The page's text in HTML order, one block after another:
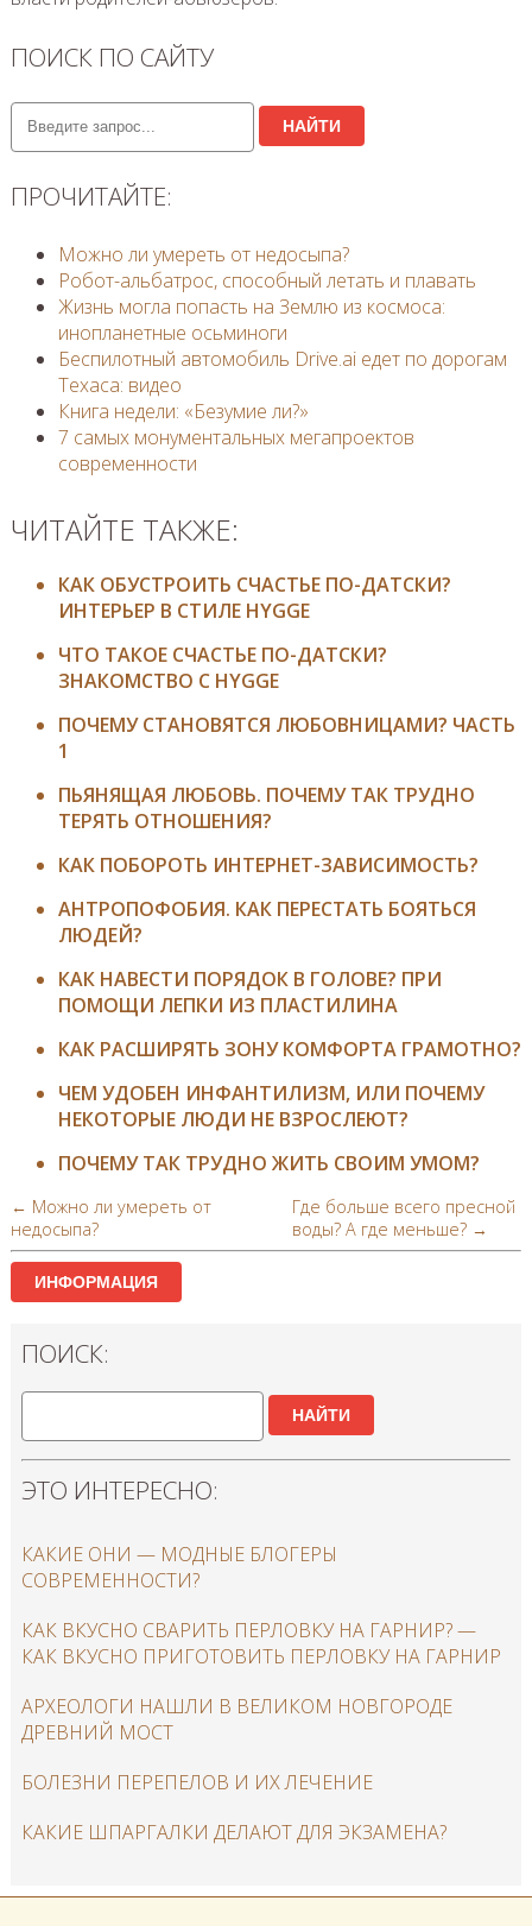
ПОИСК ПО САЙТУ
НАЙТИ
ПРОЧИТАЙТЕ:
Можно ли умереть от недосыпа?
Робот-альбатрос, способный летать и плавать
Жизнь могла попасть на Землю из космоса:
инопланетные осьминоги
Беспилотный автомобиль Drive.ai едет по дорогам
Техаса: видео
Книга недели: «Безумие ли?»
7 самых монументальных мегапроектов
современности
ЧИТАЙТЕ ТАКЖЕ:
КАК ОБУСТРОИТЬ СЧАСТЬЕ ПО-ДАТСКИ?
ИНТЕРЬЕР В СТИЛЕ HYGGE
ЧТО ТАКОЕ СЧАСТЬЕ ПО-ДАТСКИ?
ЗНАКОМСТВО С HYGGE
ПОЧЕМУ СТАНОВЯТСЯ ЛЮБОВНИЦАМИ? ЧАСТЬ
1
ПЬЯНЯЩАЯ ЛЮБОВЬ. ПОЧЕМУ ТАК ТРУДНО
ТЕРЯТЬ ОТНОШЕНИЯ?
КАК ПОБОРОТЬ ИНТЕРНЕТ-ЗАВИСИМОСТЬ?
АНТРОПОФОБИЯ. КАК ПЕРЕСТАТЬ БОЯТЬСЯ
ЛЮДЕЙ?
КАК НАВЕСТИ ПОРЯДОК В ГОЛОВЕ? ПРИ
ПОМОЩИ ЛЕПКИ ИЗ ПЛАСТИЛИНА
КАК РАСШИРЯТЬ ЗОНУ КОМФОРТА ГРАМОТНО?
ЧЕМ УДОБЕН ИНФАНТИЛИЗМ, ИЛИ ПОЧЕМУ
НЕКОТОРЫЕ ЛЮДИ НЕ ВЗРОСЛЕЮТ?
ПОЧЕМУ ТАК ТРУДНО ЖИТЬ СВОИМ УМОМ?
← Можно ли умереть от
недосыпа?
Где больше всего пресной
воды? А где меньше? →
ИНФОРМАЦИЯ
ПОИСК:
НАЙТИ
ЭТО ИНТЕРЕСНО:
КАКИЕ ОНИ — МОДНЫЕ БЛОГЕРЫ
СОВРЕМЕННОСТИ?
КАК ВКУСНО СВАРИТЬ ПЕРЛОВКУ НА ГАРНИР? —
КАК ВКУСНО ПРИГОТОВИТЬ ПЕРЛОВКУ НА ГАРНИР
АРХЕОЛОГИ НАШЛИ В ВЕЛИКОМ НОВГОРОДЕ
ДРЕВНИЙ МОСТ
БОЛЕЗНИ ПЕРЕПЕЛОВ И ИХ ЛЕЧЕНИЕ
КАКИЕ ШПАРГАЛКИ ДЕЛАЮТ ДЛЯ ЭКЗАМЕНА?